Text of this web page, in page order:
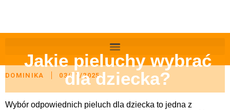
Jakie pieluchy wybrać
dla dziecka?
DOMINIKA 03/11/2025
Wybór odpowiednich pieluch dla dziecka to jedna z